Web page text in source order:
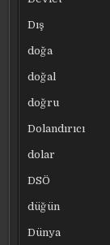
Dış
doğa
doğal
doğru
Dolandırıcı
dolar
DSÖ
düğün
Dünya